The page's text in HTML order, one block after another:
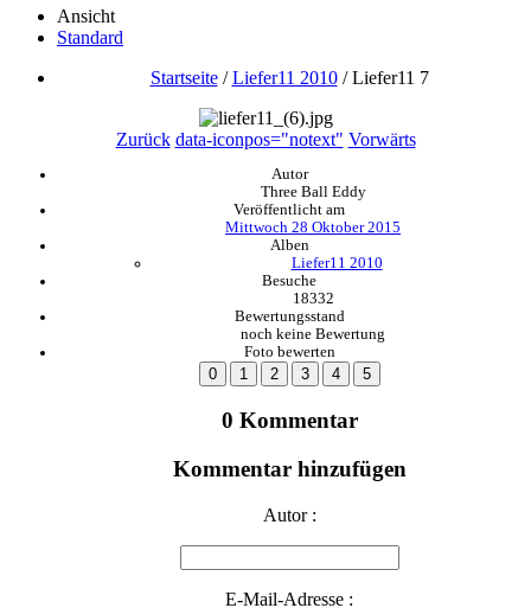
Ansicht
Standard
Startseite/Liefer11 2010/Liefer11 7
Zurück data-iconpos="notext" Vorwärts
Autor
Three Ball Eddy
Veröffentlicht am
Mittwoch 28 Oktober 2015
Alben
Liefer11 2010
Besuche
18332
Bewertungsstand
noch keine Bewertung
Foto bewerten
0 Kommentar
Kommentar hinzufügen
Autor :
E-Mail-Adresse :